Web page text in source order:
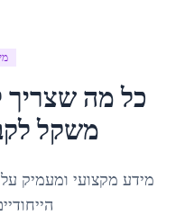
כל מה
משקל
מידע מקצועי ומעמיק